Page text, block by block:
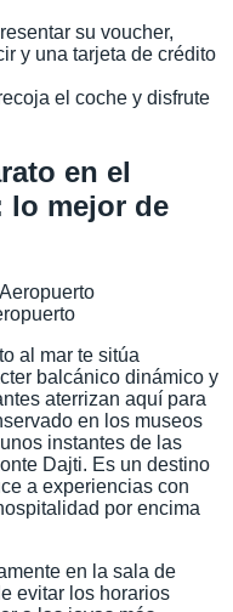
su voucher,
y una tarjeta de crédito
el coche y disfrute
en el
lo mejor de
al mar te sitúa
balcánico dinámico y
aterrizan aquí para
en los museos
instantes de las
Dajti. Es un destino
a experiencias con
por encima
en la sala de
evitar los horarios